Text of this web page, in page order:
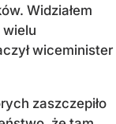
Widziałem
wielu
wiceminister
zaszczepiło